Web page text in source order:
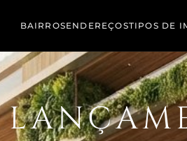
BAIRROSENDEREÇOSTIPOS DE